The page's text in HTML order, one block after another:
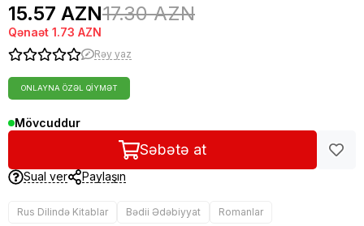
15.57 AZN17.30 AZN
Qənaət 1.73 AZN
Rəy yaz
ONLAYNA ÖZƏL QIYMƏT
Mövcuddur
Səbətə at
Sual ver Paylaşın
Rus Dilində Kitablar Bədii Ədəbiyyat Romanlar